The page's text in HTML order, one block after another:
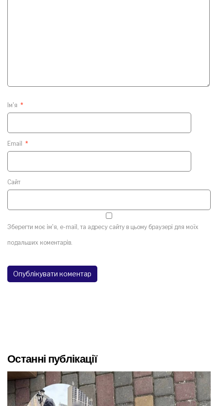
Ім'я *
Email *
Сайт
Зберегти моє ім'я, e-mail, та адресу сайту в цьому браузері для моїх
подальших коментарів.
Останні публікації